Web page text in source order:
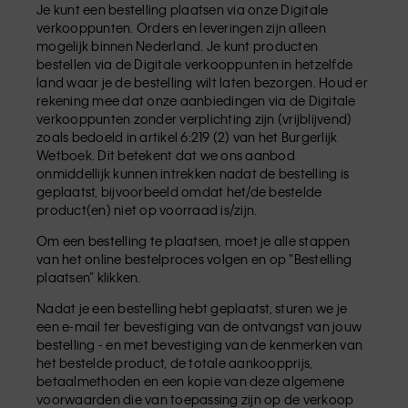
Je kunt een bestelling plaatsen via onze Digitale
verkooppunten. Orders en leveringen zijn alleen
mogelijk binnen Nederland. Je kunt producten
bestellen via de Digitale verkooppunten in hetzelfde
land waar je de bestelling wilt laten bezorgen. Houd er
rekening mee dat onze aanbiedingen via de Digitale
verkooppunten zonder verplichting zijn (vrijblijvend)
zoals bedoeld in artikel 6:219 (2) van het Burgerlijk
Wetboek. Dit betekent dat we ons aanbod
onmiddellijk kunnen intrekken nadat de bestelling is
geplaatst, bijvoorbeeld omdat het/de bestelde
product(en) niet op voorraad is/zijn.
Om een bestelling te plaatsen, moet je alle stappen
van het online bestelproces volgen en op “Bestelling
plaatsen” klikken.
Nadat je een bestelling hebt geplaatst, sturen we je
een e-mail ter bevestiging van de ontvangst van jouw
bestelling - en met bevestiging van de kenmerken van
het bestelde product, de totale aankoopprijs,
betaalmethoden en een kopie van deze algemene
voorwaarden die van toepassing zijn op de verkoop